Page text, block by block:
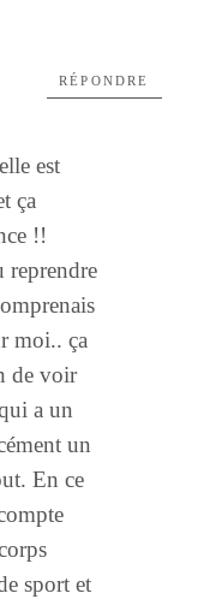
est
ça
!!
reprendre
moi.. ça
de voir
a un
un
En ce
sport et
RÉPONDRE